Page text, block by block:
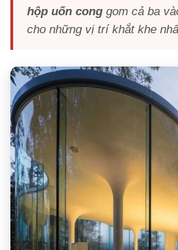
hộp uốn cong gom cả ba
cho những vị trí khắt khe